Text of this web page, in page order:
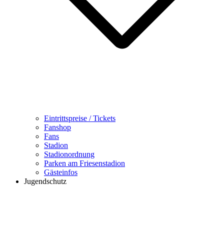
Eintrittspreise / Tickets
Fanshop
Fans
Stadion
Stadionordnung
Parken am Friesenstadion
Gästeinfos
Jugendschutz